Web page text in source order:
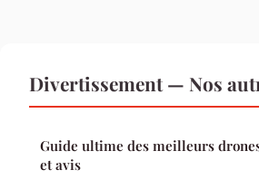
Divertissement — Nos
Guide ultime des meilleurs
et avis